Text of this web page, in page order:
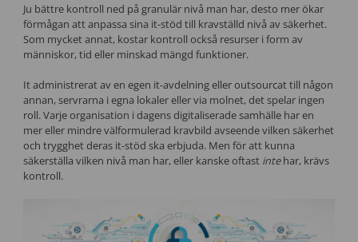
Ju bättre kontroll ned på granulär nivå man har, desto mer ökar
förmågan att anpassa sina it-stöd till kravställd nivå av säkerhet.
Som mycket annat, kostar kontroll också resurser i form av
människor, tid eller minskad mängd funktioner.
It administrerat av en egen it-avdelning eller outsourcat till någon
annan, servrarna i egna lokaler eller via molnet, det spelar ingen
roll. Varje organisation i dagens digitaliserade samhälle har en
mer eller mindre välformulerad kravbild avseende vilken säkerhet
och trygghet deras it-stöd ska erbjuda. Men för att kunna
säkerställa vilken nivå man har, eller kanske oftast intehar, krävs
kontroll.